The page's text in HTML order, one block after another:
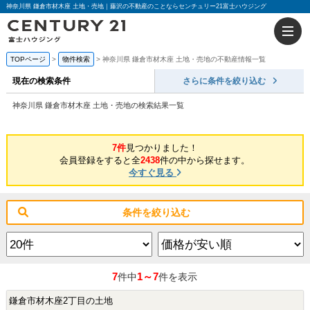
神奈川県 鎌倉市材木座 土地・売地｜藤沢の不動産のことならセンチュリー21富士ハウジング
TOPページ 物件検索 神奈川県 鎌倉市材木座 土地・売地の不動産情報一覧
現在の検索条件 さらに条件を絞り込む
神奈川県 鎌倉市材木座 土地・売地の検索結果一覧
7件見つかりました！
会員登録をすると全2438件の中から探せます。
今すぐ見る
条件を絞り込む
7件中1～7件を表示
鎌倉市材木座2丁目の土地